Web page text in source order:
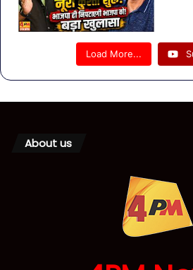
Load More...
About us